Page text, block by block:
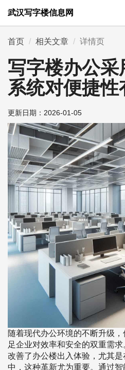
武汉写字楼信息网
首页 相关文章 详情页
写字楼办公
系统对便捷性
更新日期： 2026-01-05
随着现代办公环境的不断升级
足企业对效率和安全的双重需
改善了办公楼出入体验，尤其
中，这种革新尤为重要。通过